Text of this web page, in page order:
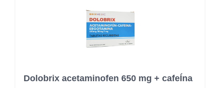
Dolobrix acetaminofen 650 mg + cafeÍna